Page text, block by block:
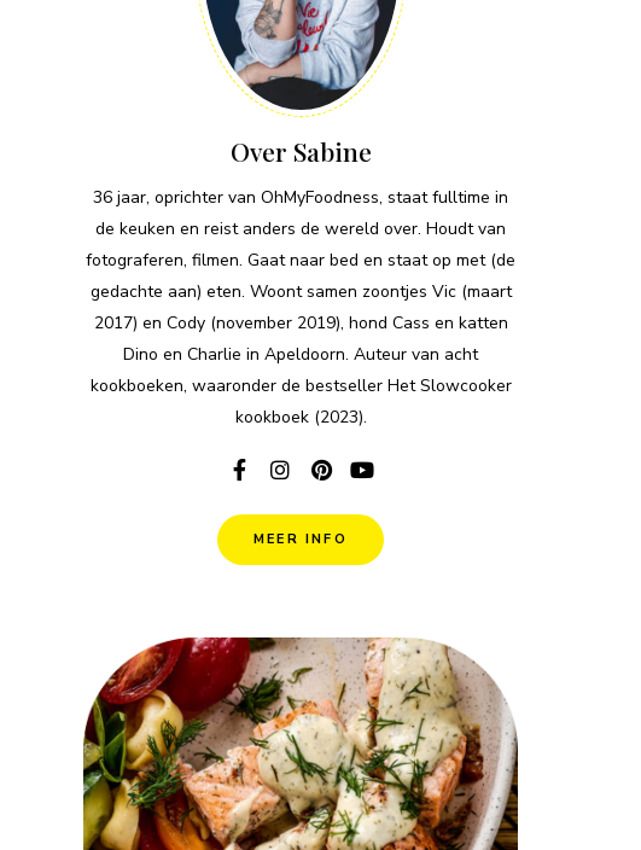
Over Sabine
36 jaar, oprichter van OhMyFoodness, staat fulltime in
de keuken en reist anders de wereld over. Houdt van
fotograferen, filmen. Gaat naar bed en staat op met (de
gedachte aan) eten. Woont samen zoontjes Vic (maart
2017) en Cody (november 2019), hond Cass en katten
Dino en Charlie in Apeldoorn. Auteur van acht
kookboeken, waaronder de bestseller Het Slowcooker
kookboek (2023).
MEER INFO